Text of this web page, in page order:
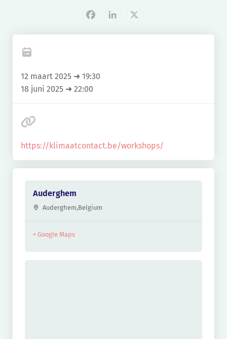
Facebook
LinkedIn
X
12 maart 2025 ➜ 19:30
18 juni 2025 ➜ 22:00
https://klimaatcontact.be/workshops/
Auderghem
Auderghem,Belgium
+ Google Maps